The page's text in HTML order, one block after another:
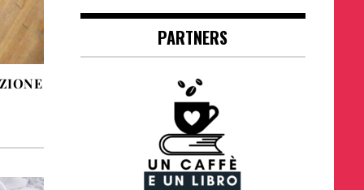
PARTNERS